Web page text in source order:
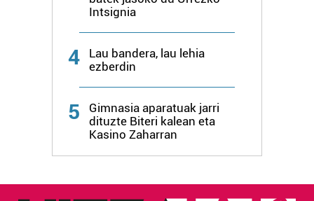
Intsignia
4
Lau bandera, lau lehia
ezberdin
5
Gimnasia aparatuak jarri
dituzte Biteri kalean eta
Kasino Zaharran